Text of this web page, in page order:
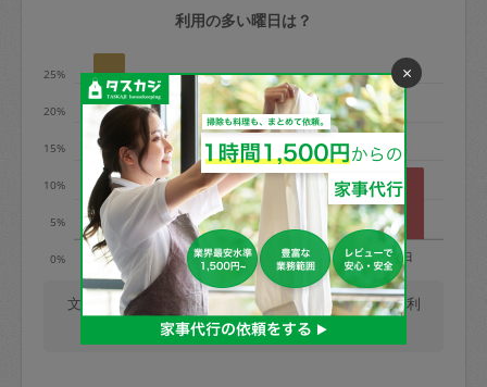
※例：依頼日時／土曜日午前9時開始の場
発生
水曜日9時〜金曜日9時まで＝依頼料金の
50%
金曜日9時～土曜日8時まで＝依頼金額の
100%
土曜日8時〜実施時間＝依頼金額の100%
＋交通費全額
依頼者不在による当日キャンセル＝依頼
金額の100%＋交通費全額
はありますか？
利用の多い曜日は？
0%
5%
10%
15%
20%
25%
月 火 水 木 金 土 日
文京区では、毎週月曜日の利用が最も多く、日曜日の利
用が少ないです。(2026/08/08 時点での更新)
×